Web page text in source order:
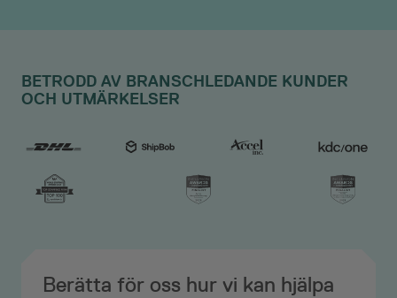
Berätta för oss hur vi kan hjälpa
BETRODD AV BRANSCHLEDANDE KUNDER
OCH UTMÄRKELSER